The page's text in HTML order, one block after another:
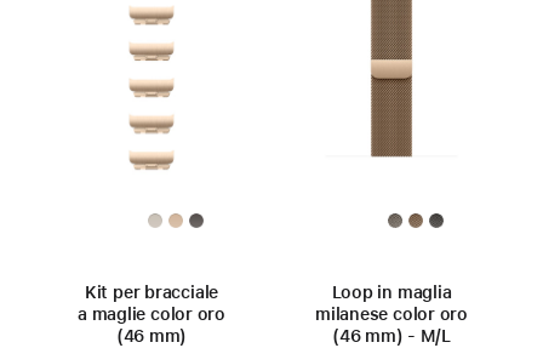
Kit per bracciale
a maglie color oro
(46 mm)
Loop in maglia
milanese color oro
(46 mm) - M/L